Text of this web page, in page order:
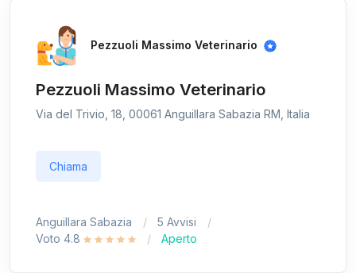
Pezzuoli Massimo Veterinario
Pezzuoli Massimo Veterinario
Via del Trivio, 18, 00061 Anguillara Sabazia RM, Italia
Chiama
Anguillara Sabazia
5 Avvisi
Voto 4.8
Aperto